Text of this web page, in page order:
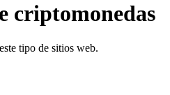
criptomonedas
tipo de sitios web.